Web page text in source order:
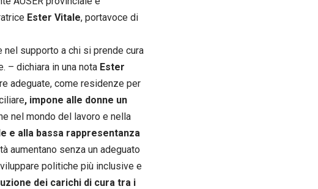
Ester Vitale, portavoce di
supporto a chi si prende cura
– dichiara in una nota Ester
adeguate, come residenze per
, impone alle donne un
nel mondo del lavoro e nella
e alla bassa rappresentanza
aumentano senza un adeguato
politiche più inclusive e
dei carichi di cura tra i